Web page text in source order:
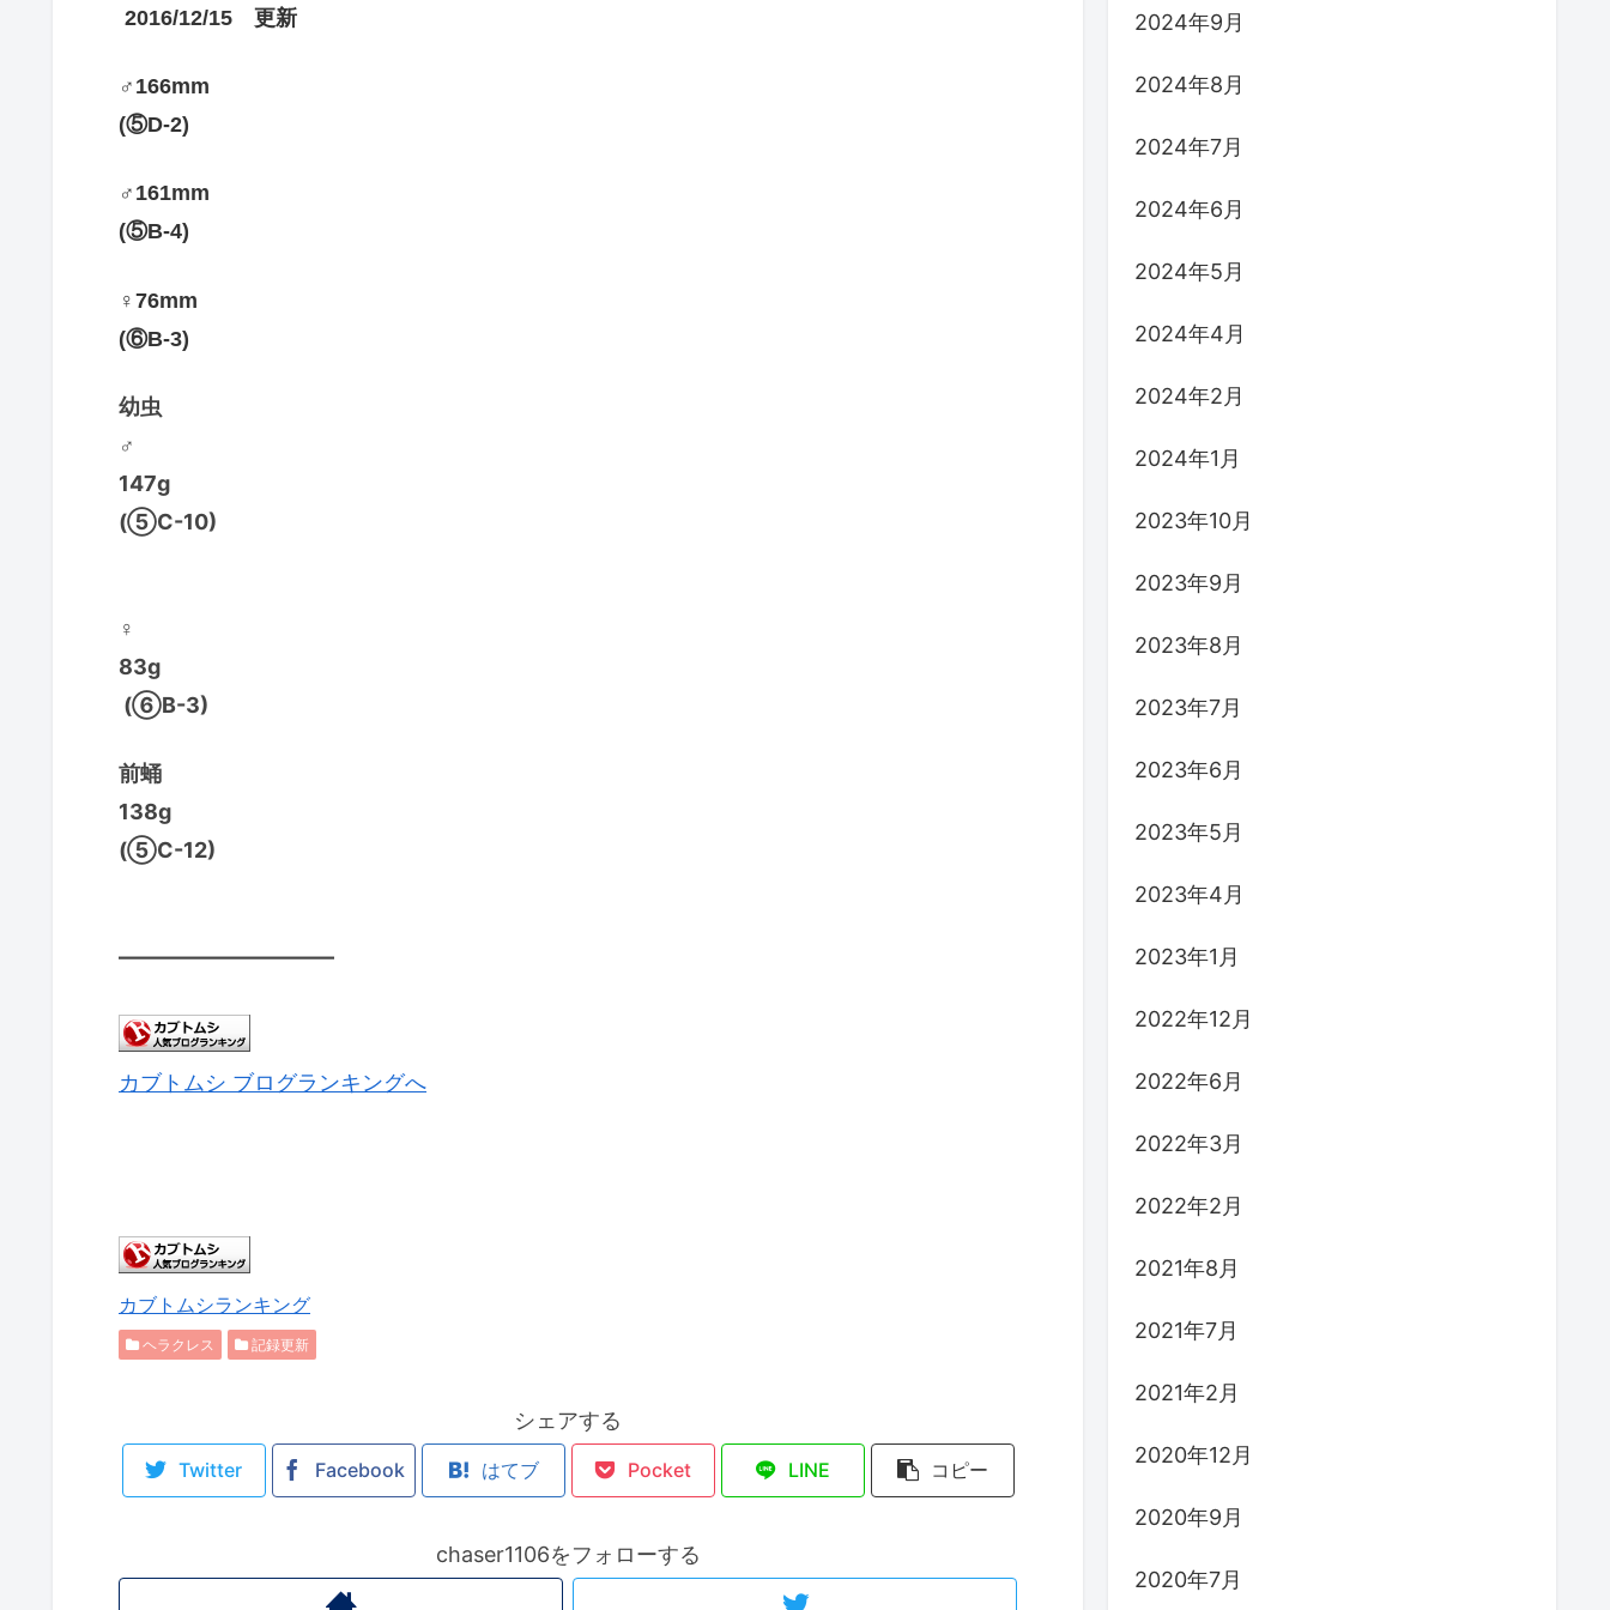
2016/12/15 更新
♂166mm
(⑤D-2)
♂161mm
(⑤B-4)
♀76mm
(⑥B-3)
幼虫
♂
147g
(⑤C-10)
♀
83g
(⑥B-3)
前蛹
138g
(⑤C-12)
——————————
カブトムシ ブログランキングへ
カブトムシランキング
ヘラクレス 記録更新
シェアする
Twitter Facebook はてブ Pocket LINE コピー
chaser1106をフォローする
2024年9月
2024年8月
2024年7月
2024年6月
2024年5月
2024年4月
2024年2月
2024年1月
2023年10月
2023年9月
2023年8月
2023年7月
2023年6月
2023年5月
2023年4月
2023年1月
2022年12月
2022年6月
2022年3月
2022年2月
2021年8月
2021年7月
2021年2月
2020年12月
2020年9月
2020年7月